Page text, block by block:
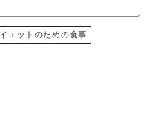
エットのための食事